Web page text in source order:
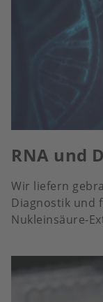
RNA und
Wir liefern
Diagnostik und
Nukleinsäure-